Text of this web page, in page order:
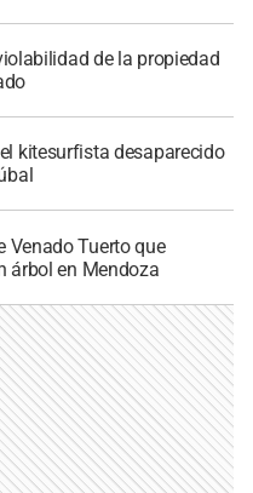
de la propiedad
kitesurfista desaparecido
Venado Tuerto que
árbol en Mendoza